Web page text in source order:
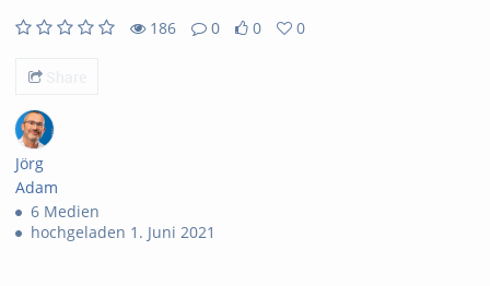
186
0
0
0
Share
Jörg
Adam
6 Medien
hochgeladen 1. Juni 2021